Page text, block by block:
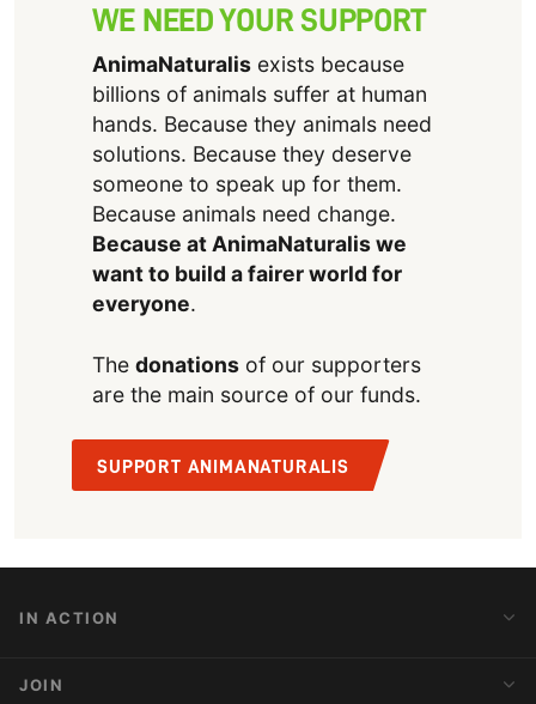
WE NEED YOUR SUPPORT
AnimaNaturalisexists because
billions of animals suffer at human
hands. Because they animals need
solutions. Because they deserve
someone to speak up for them.
Because animals need change.
Because at AnimaNaturalis we
want to build a fairer world for
everyone.
The donationsof our supporters
are the main source of our funds.
SUPPORT ANIMANATURALIS
IN ACTION
JOIN